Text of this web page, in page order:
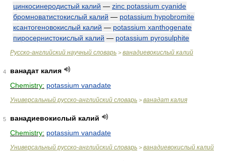
цинкосинеродистый калий — zinc potassium cyanide
бромноватистокислый калий — potassium hypobromite
ксантогеновокислый калий — potassium xanthogenate
пиросернистокислый калий — potassium pyrosulphite
Русско-английский научный словарь > ванадиевокислый калий
4
ванадат калия
Chemistry: potassium vanadate
Универсальный русско-английский словарь > ванадат калия
5
ванадиевокислый калий
Chemistry: potassium vanadate
Универсальный русско-английский словарь > ванадиевокислый калий